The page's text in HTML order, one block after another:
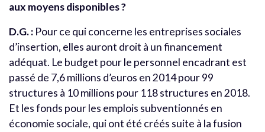
aux moyens disponibles ?
D.G. : Pour ce qui concerne les entreprises sociales
d’insertion, elles auront droit à un financement
adéquat. Le budget pour le personnel encadrant est
passé de 7,6 millions d’euros en 2014 pour 99
structures à 10 millions pour 118 structures en 2018.
Et les fonds pour les emplois subventionnés en
économie sociale, qui ont été créés suite à la fusion